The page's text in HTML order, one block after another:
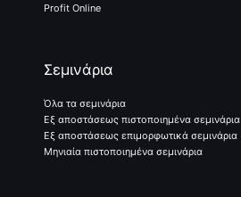
Profit Online
Σεμινάρια
Όλα τα σεμινάρια
Εξ αποστάσεως πιστοποιημένα σεμινάρια
Εξ αποστάσεως επιμορφωτικά σεμινάρια
Μηνιαία πιστοποιημένα σεμινάρια